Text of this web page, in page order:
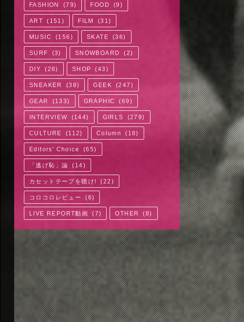
FASHION (79) FOOD (9 )
ART ( 151 ) FILM (31)
MUSIC (156 ) SKATE (36)
SURF (3) SNOWBOARD (2)
DIY (28) SHOP (43)
SNEAKER (38) GEEK (247)
GEAR (133) GRAPHIC (69)
INTERVIEW (144) GIRLS (279)
CULTURE (112) Column (18)
Editors' Choice (65)
「逃げ恥」論 ( 14)
カセットテープを聴け! (22 )
コロコロレビュー (6)
LIVE REPORT動画 (7) OTHER (8)